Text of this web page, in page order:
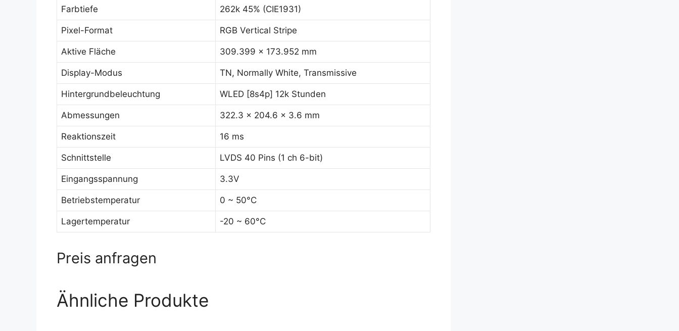
Farbtiefe 262k 45% (CIE1931)
Pixel-Format RGB Vertical Stripe
Aktive Fläche 309.399 x 173.952 mm
Display-Modus TN, Normally White, Transmissive
Hintergrundbeleuchtung WLED [8s4p] 12k Stunden
Abmessungen 322.3 x 204.6 x 3.6 mm
Reaktionszeit 16 ms
Schnittstelle LVDS 40 Pins (1 ch 6-bit)
Eingangsspannung 3.3V
Betriebstemperatur 0 ~ 50°C
Lagertemperatur -20 ~ 60°C
Preis anfragen
Ähnliche Produkte